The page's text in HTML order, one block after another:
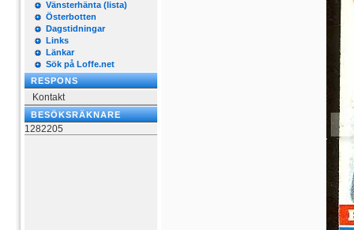
Vänsterhänta (lista)
Österbotten
Dagstidningar
Links
Länkar
Sök på Loffe.net
RESPONS
Kontakt
BESÖKSRÄKNARE
1282205